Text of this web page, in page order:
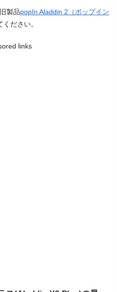
製品popIn Aladdin 2（ポップイン
ださい。
links